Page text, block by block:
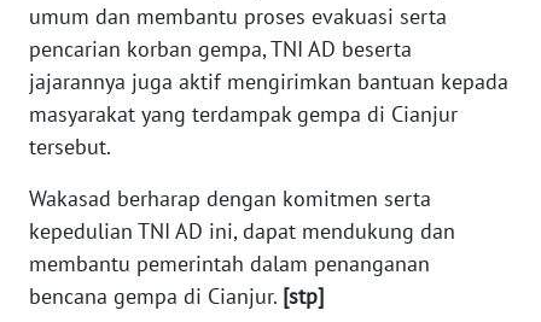
umum dan membantu proses evakuasi serta
pencarian korban gempa, TNI AD beserta
jajarannya juga aktif mengirimkan bantuan kepada
masyarakat yang terdampak gempa di Cianjur
tersebut.
Wakasad berharap dengan komitmen serta
kepedulian TNI AD ini, dapat mendukung dan
membantu pemerintah dalam penanganan
bencana gempa di Cianjur. [stp]
SULTRA
WN
NTB
WN
SULTENG
WN